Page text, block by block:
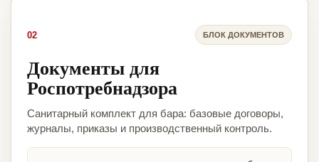
02 БЛОК ДОКУМЕНТОВ
Документы для
Роспотребнадзора
Санитарный комплект для бара: базовые договоры,
журналы, приказы и производственный контроль.